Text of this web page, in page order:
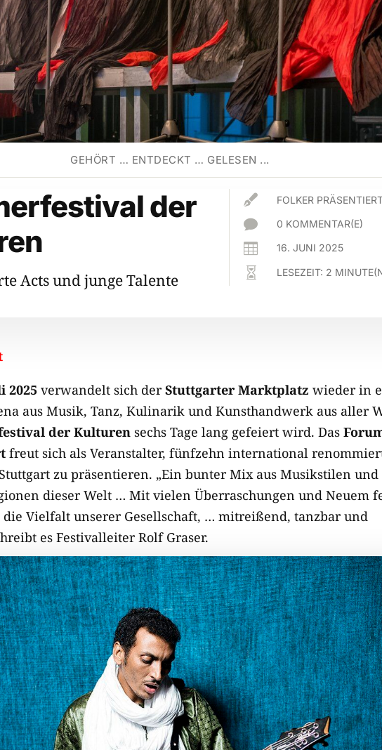
GEHÖRT … ENTDECKT … GELESEN ...
der
Acts und junge Talente
 FOLKER
 0 KOMMENTAR(E)
 16. JUNI 2025
 LESEZEIT: 2
2025 verwandelt sich derStuttgarter Marktplatz wieder in
aus Musik, Tanz, Kulinarik und Kunsthandwerk aus aller
der Kulturen sechs Tage lang gefeiert wird. Das
freut sich als Veranstalter, fünfzehn international
zu präsentieren. „Ein bunter Mix aus Musikstilen und
dieser Welt … Mit vielen Überraschungen und Neuem
die Vielfalt unserer Gesellschaft, … mitreißend, tanzbar und
es Festivalleiter Rolf Graser.